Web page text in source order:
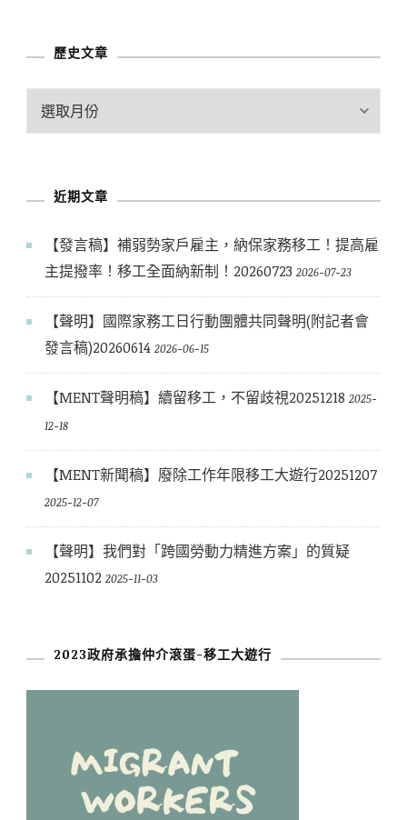
歷史文章
近期文章
【發言稿】補弱勢家戶雇主，納保家務移工！提高雇
主提撥率！移工全面納新制！20260723 2026-07-23
【聲明】國際家務工日行動團體共同聲明(附記者會
發言稿)20260614 2026-06-15
【MENT聲明稿】續留移工，不留歧視20251218 2025-
12-18
【MENT新聞稿】廢除工作年限移工大遊行20251207
2025-12-07
【聲明】我們對「跨國勞動力精進方案」的質疑
20251102 2025-11-03
2023政府承擔仲介滾蛋-移工大遊行